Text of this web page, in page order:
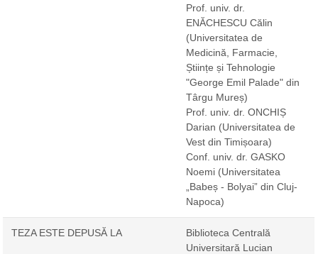
Prof. univ. dr.
ENĂCHESCU Călin
(Universitatea de
Medicină, Farmacie,
Științe și Tehnologie
"George Emil Palade" din
Târgu Mureș)
Prof. univ. dr. ONCHIȘ
Darian (Universitatea de
Vest din Timișoara)
Conf. univ. dr. GASKO
Noemi (Universitatea
„Babeș - Bolyai” din Cluj-
Napoca)
TEZA ESTE DEPUSĂ LA
Biblioteca Centrală
Universitară Lucian